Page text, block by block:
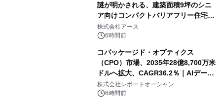
謎が明かされる、建築面積9坪のシニ
ア向けコンパクトバリアフリー住宅が
誕生
株式会社アース
6時間前
コパッケージド・オプティクス
（CPO）市場、2035年28億8,700万米
ドルへ拡大、CAGR36.2％｜AIデータ
センター・高速光通信需要が成長を加
速
株式会社レポートオーシャン
6時間前